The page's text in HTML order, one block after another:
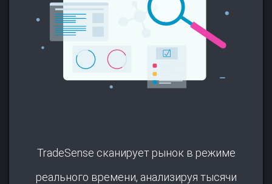
TradeSense сканирует рынок в режиме
реального времени, анализируя тысячи